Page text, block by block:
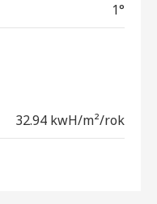
1°
32.94 kwH/m²/rok